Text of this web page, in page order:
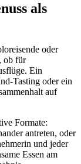
als
oder
ob für
Ein
Tasting oder ein
auf
Formate:
antreten, oder
und jeder
Essen am